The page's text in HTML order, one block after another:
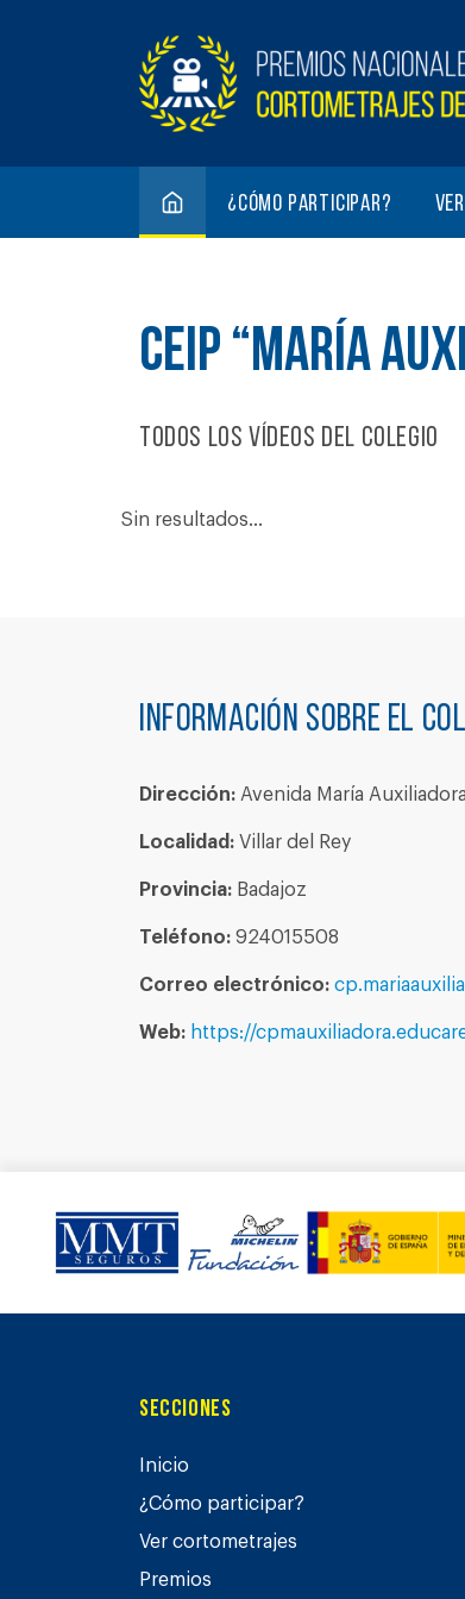
¿Cómo participar?
CEIP “MARÍA
Todos los vídeos del colegio
Sin resultados...
Información sobre el
Dirección: Avenida María
Localidad: Villar del Rey
Provincia: Badajoz
Teléfono: 924015508
Correo electrónico:
Web: https://
Secciones
Inicio
¿Cómo participar?
Ver cortometrajes
Premios